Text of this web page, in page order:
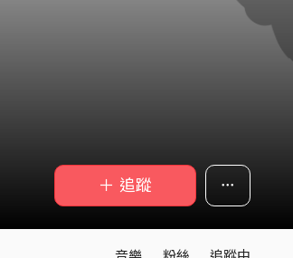
＋ 追蹤